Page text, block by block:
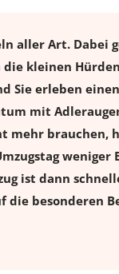
aller Art. Dabei
kleinen
Sie erleben
mit
mehr brauchen,
weniger
ist dann
die besonderen